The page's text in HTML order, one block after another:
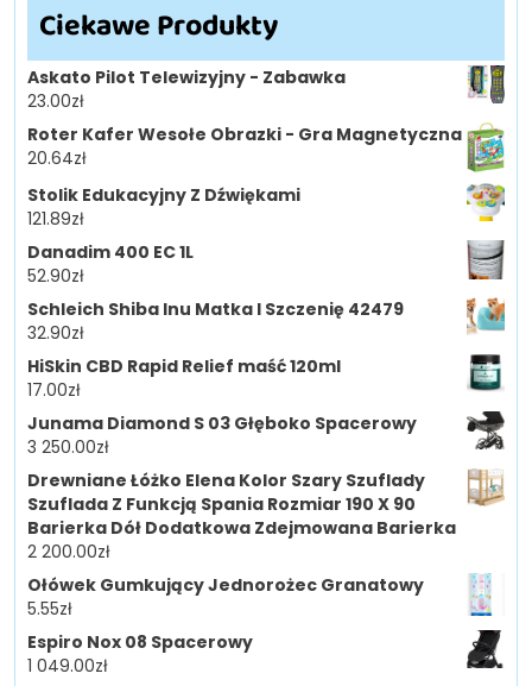
Ciekawe Produkty
Askato Pilot Telewizyjny - Zabawka
23.00zł
Roter Kafer Wesołe Obrazki - Gra Magnetyczna
20.64zł
Stolik Edukacyjny Z Dźwiękami
121.89zł
Danadim 400 EC 1L
52.90zł
Schleich Shiba Inu Matka I Szczenię 42479
32.90zł
HiSkin CBD Rapid Relief maść 120ml
17.00zł
Junama Diamond S 03 Głęboko Spacerowy
3 250.00zł
Drewniane Łóżko Elena Kolor Szary Szuflady
Szuflada Z Funkcją Spania Rozmiar 190 X 90
Barierka Dół Dodatkowa Zdejmowana Barierka
2 200.00zł
Ołówek Gumkujący Jednorożec Granatowy
5.55zł
Espiro Nox 08 Spacerowy
1 049.00zł